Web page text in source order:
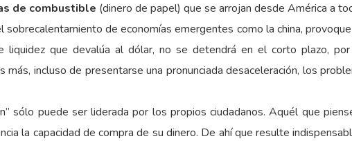
de combustible (dinero de papel) que se arrojan desde América a
de economías emergentes como la china,
liquidez que devalúa al dólar, no se detendrá en el corto plazo,
más, incluso de presentarse una pronunciada desaceleración, los
sólo puede ser liderada por los propios ciudadanos. Aquél que
la capacidad de compra de su dinero. De ahí que resulte